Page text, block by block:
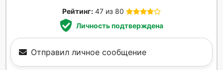
Рейтинг: 47 из 80
Личность подтверждена
Отправил личное сообщение